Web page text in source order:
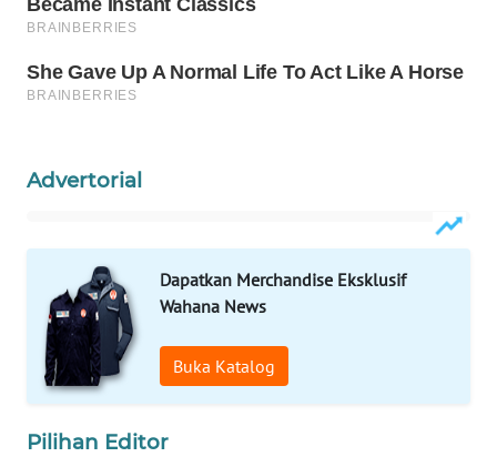
Advertorial
Dapatkan Merchandise Eksklusif
Wahana News
Buka Katalog
Pilihan Editor
CO ID
WAHANA
UMKM
WAHANA
SELEB